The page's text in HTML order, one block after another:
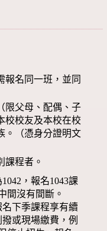
報名同一班，並同
限父母、配偶、子
校校友及本校在校
。（憑身分證明文
課程者。
，報名1043課
間沒有間斷。
下季課程享有續
或現場繳費，例